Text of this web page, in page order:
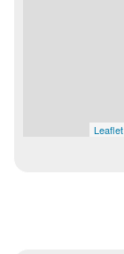
Leaflet